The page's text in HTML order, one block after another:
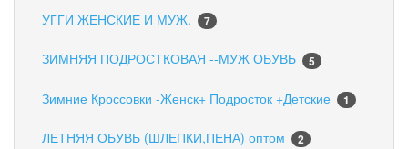
УГГИ ЖЕНСКИЕ И МУЖ. 7
ЗИМНЯЯ ПОДРОСТКОВАЯ --МУЖ ОБУВЬ 5
Зимние Кроссовки -Женск+ Подросток +Детские 1
ЛЕТНЯЯ ОБУВЬ (ШЛЕПКИ,ПЕНА) оптом 2